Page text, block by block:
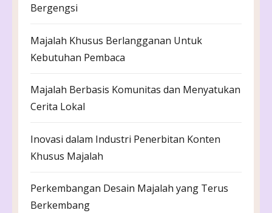
Bergengsi
Majalah Khusus Berlangganan Untuk
Kebutuhan Pembaca
Majalah Berbasis Komunitas dan Menyatukan
Cerita Lokal
Inovasi dalam Industri Penerbitan Konten
Khusus Majalah
Perkembangan Desain Majalah yang Terus
Berkembang